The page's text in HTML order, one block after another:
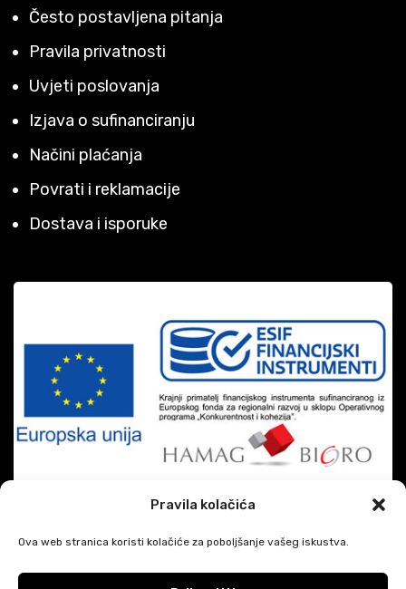
Pravila kolačića
Ova web stranica koristi kolačiće za poboljšanje vašeg iskustva.
Često postavljena pitanja
Pravila privatnosti
Uvjeti poslovanja
Izjava o sufinanciranju
Načini plaćanja
Povrati i reklamacije
Dostava i isporuke